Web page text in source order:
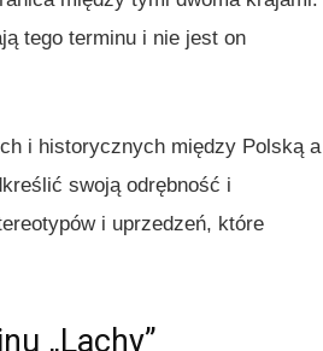
tego terminu i nie jest on
i historycznych między Polską a
swoją odrębność i
i uprzedzeń, które
„Lachy”